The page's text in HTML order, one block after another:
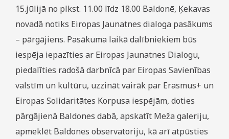
15.jūlijā no plkst. 11.00 līdz 18.00 Baldonē, Ķekavas
novadā notiks Eiropas Jaunatnes dialoga pasākums
– pārgājiens. Pasākuma laikā dalībniekiem būs
iespēja iepazīties ar Eiropas Jaunatnes Dialogu,
piedalīties radošā darbnīcā par Eiropas Savienības
valstīm un kultūru, uzzināt vairāk par Erasmus+ un
Eiropas Solidaritātes Korpusa iespējām, doties
pārgājienā Baldones dabā, apskatīt Meža galeriju,
apmeklēt Baldones observatoriju, kā arī atpūsties